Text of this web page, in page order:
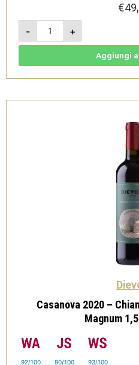
€
-
Catignano
2020
-
Chianti
Magnum
Dievole
+
Aggiungi
Casanova 2020 –
Magnum
92/100 90/100 93/100